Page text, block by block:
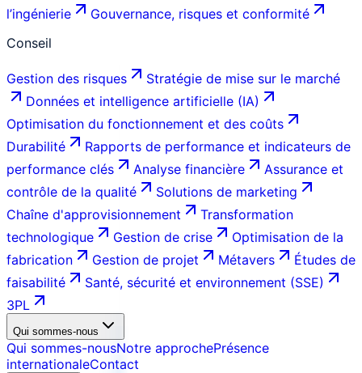
l’ingénierie
Gouvernance, risques et conformité
Conseil
Gestion des risques
Stratégie de mise sur le marché
Données et intelligence artificielle (IA)
Optimisation du fonctionnement et des coûts
Durabilité
Rapports de performance et indicateurs de
performance clés
Analyse financière
Assurance et
contrôle de la qualité
Solutions de marketing
Chaîne d'approvisionnement
Transformation
technologique
Gestion de crise
Optimisation de la
fabrication
Gestion de projet Métavers
Études de
faisabilité
Santé, sécurité et environnement (SSE)
3PL
Qui sommes-nous
Qui sommes-nousNotre approchePrésence
internationaleContact